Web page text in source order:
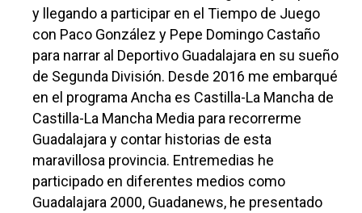
y llegando a participar en el Tiempo de Juego
con Paco González y Pepe Domingo Castaño
para narrar al Deportivo Guadalajara en su sueño
de Segunda División. Desde 2016 me embarqué
en el programa Ancha es Castilla-La Mancha de
Castilla-La Mancha Media para recorrerme
Guadalajara y contar historias de esta
maravillosa provincia. Entremedias he
participado en diferentes medios como
Guadalajara 2000, Guadanews, he presentado
Talavera
Sucesos
Medio Ambiente
Planeta Rural
Especiales
Política
Galerías